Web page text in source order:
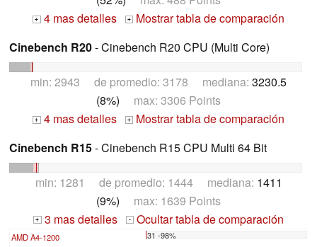
+ 4 mas detalles +
Mostrar tabla de comparación
Cinebench R20- Cinebench R20 CPU (Multi Core)
min: 2943 de promedio: 3178 mediana: 3230.5
(8%) max: 3306 Points
+ 4 mas detalles +
Mostrar tabla de comparación
Cinebench R15- Cinebench R15 CPU Multi 64 Bit
min: 1281 de promedio: 1444 mediana: 1411
(9%) max: 1639 Points
+ 3 mas detalles - Ocultar tabla de comparación
AMD A4-1200 31 -98%